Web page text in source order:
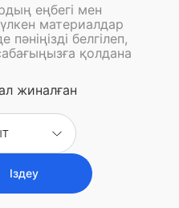
еңбегі мен
үлкен материалдар
белгілеп,
қолдана
жиналған
Іздеу